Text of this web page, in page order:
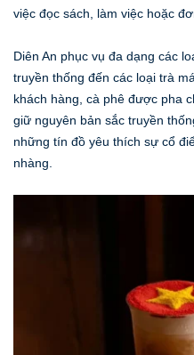
việc đọc sách, làm việc hoặc
Diên An phục vụ đa dạng các
truyền thống đến các loại trà
khách hàng, cà phê được pha
giữ nguyên bản sắc truyền
những tín đồ yêu thích sự cổ
nhàng.